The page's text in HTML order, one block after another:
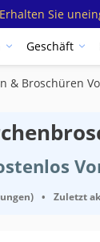
Erhalten Sie
Geschäft
& Broschüren
• Zuletzt